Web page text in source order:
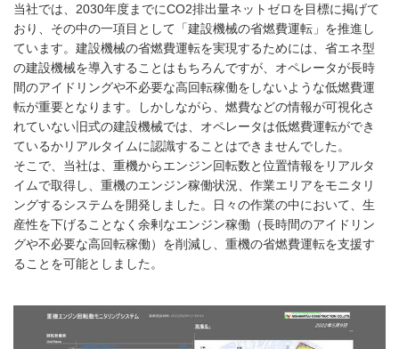
当社では、2030年度までにCO2排出量ネットゼロを目標に掲げて
おり、その中の一項目として「建設機械の省燃費運転」を推進し
ています。建設機械の省燃費運転を実現するためには、省エネ型
の建設機械を導入することはもちろんですが、オペレータが長時
間のアイドリングや不必要な高回転稼働をしないような低燃費運
転が重要となります。しかしながら、燃費などの情報が可視化さ
れていない旧式の建設機械では、オペレータは低燃費運転ができ
ているかリアルタイムに認識することはできませんでした。
そこで、当社は、重機からエンジン回転数と位置情報をリアルタ
イムで取得し、重機のエンジン稼働状況、作業エリアをモニタリ
ングするシステムを開発しました。日々の作業の中において、生
産性を下げることなく余剰なエンジン稼働（長時間のアイドリン
グや不必要な高回転稼働）を削減し、重機の省燃費運転を支援す
ることを可能としました。